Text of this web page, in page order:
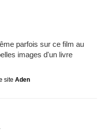
parfois sur ce film au
images d'un livre
site Aden